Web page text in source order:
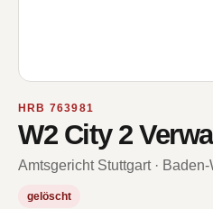
HRB 763981
W2 City 2
Amtsgericht Stuttgart ·
gelöscht